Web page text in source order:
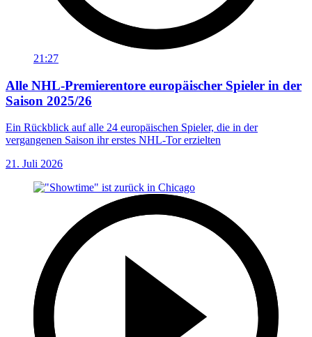
21:27
Alle NHL-Premierentore europäischer Spieler in der
Saison 2025/26
Ein Rückblick auf alle 24 europäischen Spieler, die in der
vergangenen Saison ihr erstes NHL-Tor erzielten
21. Juli 2026